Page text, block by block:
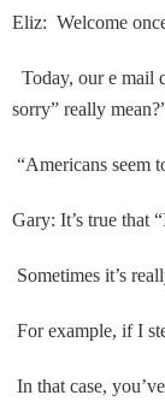
Eliz: Welcome
Today, our e mail
sorry” really
“Americans seem
Gary: It’s true that
Sometimes it’s
For example, if I
In that case,